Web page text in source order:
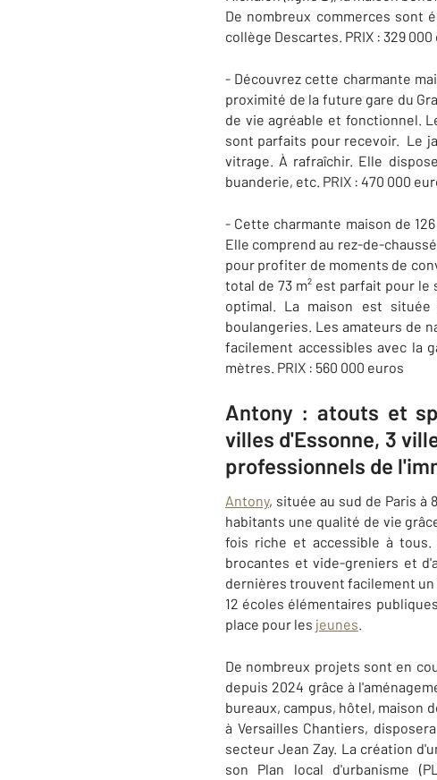
De nombreux commerces sont
collège Descartes. PRIX : 329 000
- Découvrez cette charmante
proximité de la future gare du
de vie agréable et fonctionnel.
sont parfaits pour recevoir. Le
vitrage. À rafraîchir. Elle
buanderie, etc. PRIX : 470 000
- Cette charmante maison de
Elle comprend au rez-de-
pour profiter de moments de
total de 73 m² est parfait pour
optimal. La maison est
boulangeries. Les amateurs de
facilement accessibles avec la
mètres. PRIX : 560 000 euros
Antony : atouts et
villes d'Essonne, 3
professionnels de
Antony, située au sud de Paris à
habitants une qualité de vie
fois riche et accessible à tous.
brocantes et vide-greniers et
dernières trouvent facilement
12 écoles élémentaires
place pour les jeunes.
De nombreux projets sont en
depuis 2024 grâce à
bureaux, campus, hôtel, maison
à Versailles Chantiers,
secteur Jean Zay. La création
son Plan local d'urbanisme